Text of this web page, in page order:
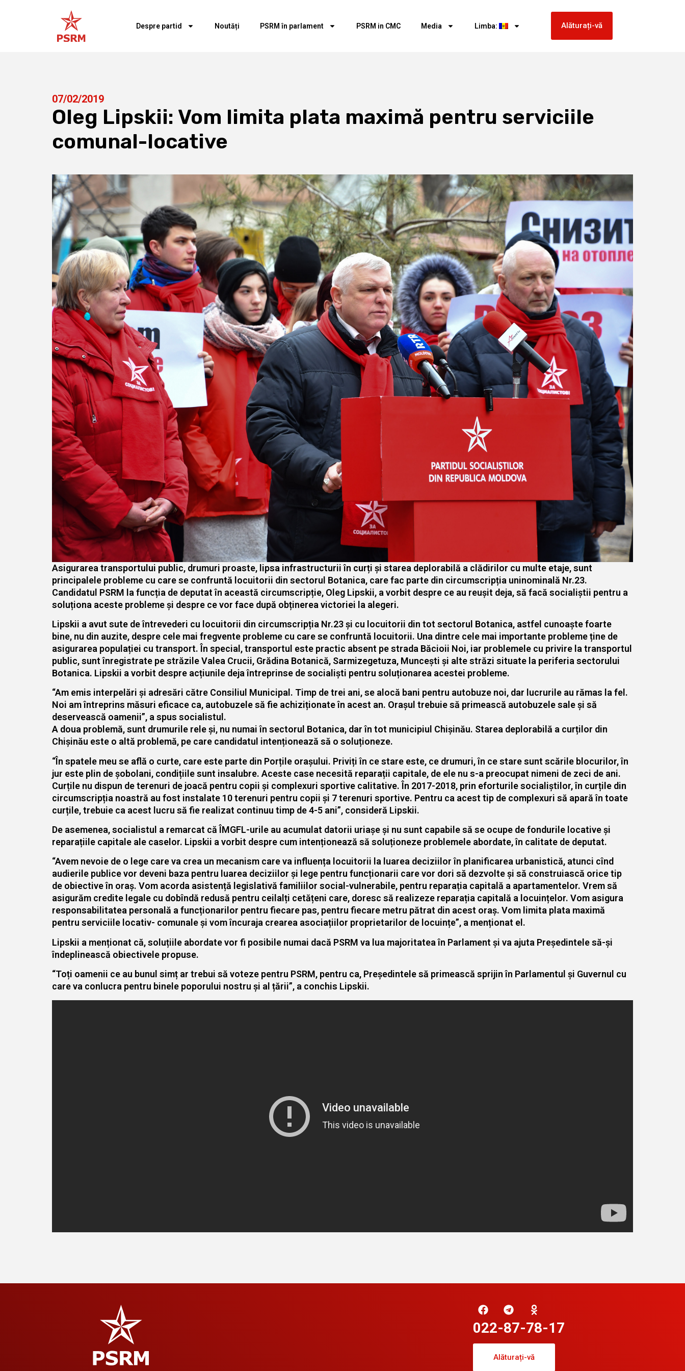
Despre partid Noutăți PSRM în parlament PSRM in CMC Media Limba: Alăturați-vă
07/02/2019
Oleg Lipskii: Vom limita plata maximă pentru serviciile
comunal-locative
Asigurarea transportului public, drumuri proaste, lipsa infrastructurii în curți și starea deplorabilă a clădirilor cu multe etaje, sunt
principalele probleme cu care se confruntă locuitorii din sectorul Botanica, care fac parte din circumscripția uninominală Nr.23.
Candidatul PSRM la funcția de deputat în această circumscripție, Oleg Lipskii, a vorbit despre ce au reușit deja, să facă socialiștii pentru a
soluționa aceste probleme și despre ce vor face după obținerea victoriei la alegeri.
Lipskii a avut sute de întrevederi cu locuitorii din circumscripția Nr.23 și cu locuitorii din tot sectorul Botanica, astfel cunoaște foarte
bine, nu din auzite, despre cele mai fregvente probleme cu care se confruntă locuitorii. Una dintre cele mai importante probleme ține de
asigurarea populației cu transport. În special, transportul este practic absent pe strada Băcioii Noi, iar problemele cu privire la transportul
public, sunt înregistrate pe străzile Valea Crucii, Grădina Botanică, Sarmizegetuza, Muncești și alte străzi situate la periferia sectorului
Botanica. Lipskii a vorbit despre acțiunile deja întreprinse de socialiști pentru soluționarea acestei probleme.
“Am emis interpelări și adresări către Consiliul Municipal. Timp de trei ani, se alocă bani pentru autobuze noi, dar lucrurile au rămas la fel.
Noi am întreprins măsuri eficace ca, autobuzele să fie achiziționate în acest an. Orașul trebuie să primească autobuzele sale și să
deservească oamenii”, a spus socialistul.
A doua problemă, sunt drumurile rele și, nu numai în sectorul Botanica, dar în tot municipiul Chișinău. Starea deplorabilă a curților din
Chișinău este o altă problemă, pe care candidatul intenționează să o soluționeze.
“În spatele meu se află o curte, care este parte din Porțile orașului. Priviți în ce stare este, ce drumuri, în ce stare sunt scările blocurilor, în
jur este plin de șobolani, condițiile sunt insalubre. Aceste case necesită reparații capitale, de ele nu s-a preocupat nimeni de zeci de ani.
Curțile nu dispun de terenuri de joacă pentru copii și complexuri sportive calitative. În 2017-2018, prin eforturile socialiștilor, în curțile din
circumscripția noastră au fost instalate 10 terenuri pentru copii și 7 terenuri sportive. Pentru ca acest tip de complexuri să apară în toate
curțile, trebuie ca acest lucru să fie realizat continuu timp de 4-5 ani”, consideră Lipskii.
De asemenea, socialistul a remarcat că ÎMGFL-urile au acumulat datorii uriașe și nu sunt capabile să se ocupe de fondurile locative și
reparațiile capitale ale caselor. Lipskii a vorbit despre cum intenționează să soluționeze problemele abordate, în calitate de deputat.
“Avem nevoie de o lege care va crea un mecanism care va influența locuitorii la luarea deciziilor în planificarea urbanistică, atunci cînd
audierile publice vor deveni baza pentru luarea deciziilor și lege pentru funcționarii care vor dori să dezvolte și să construiască orice tip
de obiective în oraș. Vom acorda asistență legislativă familiilor social-vulnerabile, pentru reparația capitală a apartamentelor. Vrem să
asigurăm credite legale cu dobîndă redusă pentru ceilalți cetățeni care, doresc să realizeze reparația capitală a locuințelor. Vom asigura
responsabilitatea personală a funcționarilor pentru fiecare pas, pentru fiecare metru pătrat din acest oraș. Vom limita plata maximă
pentru serviciile locativ- comunale și vom încuraja crearea asociațiilor proprietarilor de locuințe”, a menționat el.
Lipskii a menționat că, soluțiile abordate vor fi posibile numai dacă PSRM va lua majoritatea în Parlament și va ajuta Președintele să-și
îndeplinească obiectivele propuse.
“Toți oamenii ce au bunul simț ar trebui să voteze pentru PSRM, pentru ca, Președintele să primească sprijin în Parlamentul și Guvernul cu
care va conlucra pentru binele poporului nostru și al țării”, a conchis Lipskii.
022-87-78-17
Alăturați-vă